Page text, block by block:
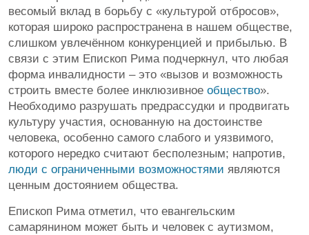
весомый вклад в борьбу с «культурой отбросов»,
которая широко распространена в нашем обществе,
слишком увлечённом конкуренцией и прибылью. В
связи с этим Епископ Рима подчеркнул, что любая
форма инвалидности – это «вызов и возможность
строить вместе более инклюзивное общество».
Необходимо разрушать предрассудки и продвигать
культуру участия, основанную на достоинстве
человека, особенно самого слабого и уязвимого,
которого нередко считают бесполезным; напротив,
люди с ограниченными возможностями являются
ценным достоянием общества.
Епископ Рима отметил, что евангельским
самарянином может быть и человек с аутизмом,